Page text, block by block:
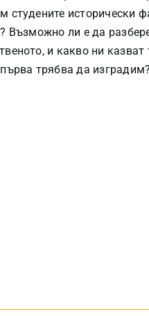
студените исторически
Възможно ли е да
и какво ни казват
трябва да изградим?